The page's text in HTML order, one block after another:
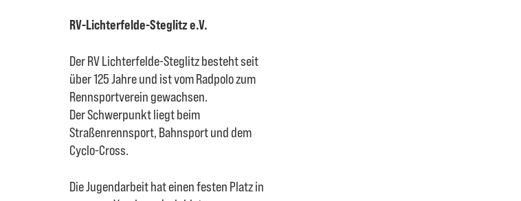
RV-Lichterfelde-Steglitz e.V.
Der RV Lichterfelde-Steglitz besteht seit
über 125 Jahre und ist vom Radpolo zum
Rennsportverein gewachsen.
Der Schwerpunkt liegt beim
Straßenrennsport, Bahnsport und dem
Cyclo-Cross.
Die Jugendarbeit hat einen festen Platz in